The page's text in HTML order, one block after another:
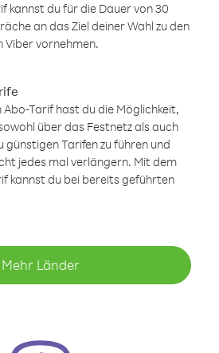
kannst du für die Dauer von 30
an das Ziel deiner Wahl zu den
Viber vornehmen.
Tarif hast du die Möglichkeit,
über das Festnetz als auch
günstigen Tarifen zu führen und
jedes mal verlängern. Mit dem
kannst du bei bereits geführten
Mehr Länder